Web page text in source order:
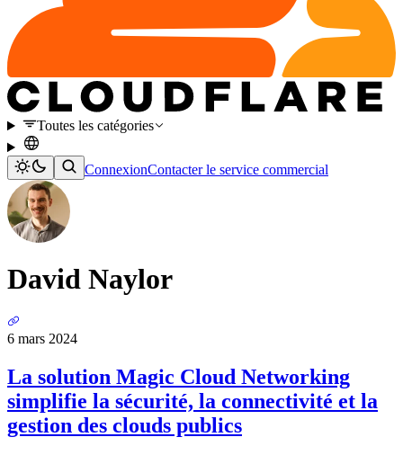
Toutes les catégories
ConnexionContacter le service commercial
David Naylor
6 mars 2024
La solution Magic Cloud Networking
simplifie la sécurité, la connectivité et la
gestion des clouds publics